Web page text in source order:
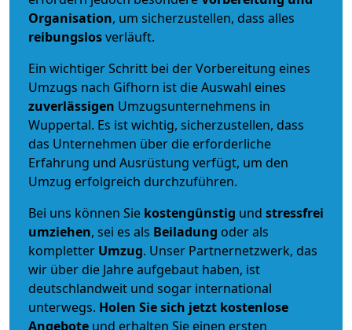
Organisation, um sicherzustellen, dass alles
reibungslosverläuft.
Ein wichtiger Schritt bei der Vorbereitung eines
Umzugs nach Gifhorn ist die Auswahl eines
zuverlässigen Umzugsunternehmens in
Wuppertal. Es ist wichtig, sicherzustellen, dass
das Unternehmen über die erforderliche
Erfahrung und Ausrüstung verfügt, um den
Umzug erfolgreich durchzuführen.
Bei uns können Sie kostengünstig und stressfrei
umziehen, sei es als Beiladung oder als
kompletter Umzug. Unser Partnernetzwerk, das
wir über die Jahre aufgebaut haben, ist
deutschlandweit und sogar international
unterwegs. Holen Sie sich jetzt kostenlose
Angebote und erhalten Sie einen ersten